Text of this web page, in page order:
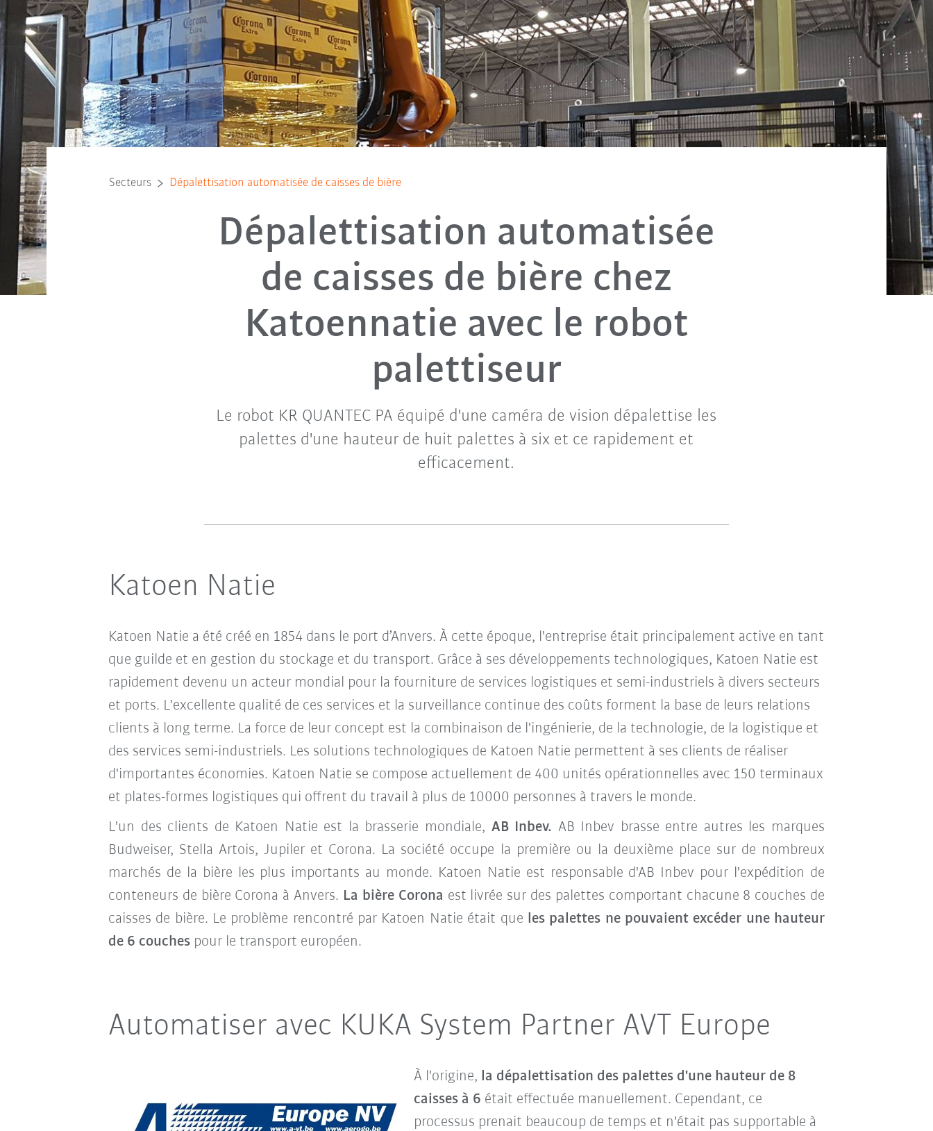
Secteurs Dépalettisation automatisée de caisses de bière
Dépalettisation automatisée
de caisses de bière chez
Katoennatie avec le robot
palettiseur
Le robot KR QUANTEC PA équipé d'une caméra de vision dépalettise les
palettes d'une hauteur de huit palettes à six et ce rapidement et
efficacement.
Katoen Natie
Katoen Natie a été créé en 1854 dans le port d’Anvers. À cette époque, l'entreprise était principalement active en tant
que guilde et en gestion du stockage et du transport. Grâce à ses développements technologiques, Katoen Natie est
rapidement devenu un acteur mondial pour la fourniture de services logistiques et semi-industriels à divers secteurs
et ports. L'excellente qualité de ces services et la surveillance continue des coûts forment la base de leurs relations
clients à long terme. La force de leur concept est la combinaison de l'ingénierie, de la technologie, de la logistique et
des services semi-industriels. Les solutions technologiques de Katoen Natie permettent à ses clients de réaliser
d'importantes économies. Katoen Natie se compose actuellement de 400 unités opérationnelles avec 150 terminaux
et plates-formes logistiques qui offrent du travail à plus de 10000 personnes à travers le monde.
L'un des clients de Katoen Natie est la brasserie mondiale, AB Inbev. AB Inbev brasse entre autres les marques
Budweiser, Stella Artois, Jupiler et Corona. La société occupe la première ou la deuxième place sur de nombreux
marchés de la bière les plus importants au monde. Katoen Natie est responsable d'AB Inbev pour l'expédition de
conteneurs de bière Corona à Anvers. La bière Corona est livrée sur des palettes comportant chacune 8 couches de
caisses de bière. Le problème rencontré par Katoen Natie était que les palettes ne pouvaient excéder une hauteur
de 6 couchespour le transport européen.
Automatiser avec KUKA System Partner AVT Europe
À l'origine, la dépalettisation des palettes d'une hauteur de 8
caisses à 6 était effectuée manuellement. Cependant, ce
processus prenait beaucoup de temps et n'était pas supportable à